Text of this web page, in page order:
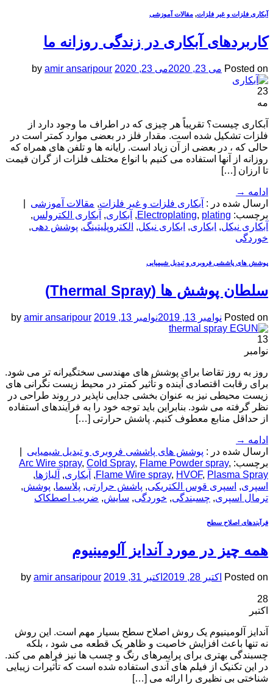
آبکاری فلزات و غیر فلزات, مقالات آموزشی
کاربردهای آبکاری در زندگی روزانه ما
Posted on می 23, 2020 می 23, 2020 by amir ansaripour
23
مه
آبکاری چیست؟ تقریباً هر چیزی که در اطراف ما وجود دارد از
فلزات تشکیل شده است. مقدار فلز در بعضی موارد کمتر است در
حالی که ، در بعضی از آن زیاد است. رایانه ها و تلفن های همراه که
روزانه از آنها استفاده می کنیم با انواع مختلف فلزات از گران قیمت
تا ارزان […]
ادامه →
ارسال شده در : آبکاری فلزات و غیر فلزات, مقالات آموزشی
برچسب:
Electroplating, plating
, آبکاری, آبکاری الکترولس,
آبکاری نیکل, ابکاری, ابکاری نیکل, الکتروپلیتینگ, پوشش دهی,
خوردگی
پوشش های پاششی فروبری و تبدیل شیمیایی
سلطان پوشش ها (Thermal Spray)
Posted on نوامبر 13, 2019 نوامبر 13, 2019 by amir ansaripour
13
نوامبر
روز به روز تقاضا برای پوشش های مهندسی سختگیرانه تر می شود.
برای رقابت اقتصادی آینده و تأثیر کمتر در محیط زیست نگرانی های
زیست محیطی نیز به عنوان بخشی جدایی ناپذیر در روند طراحی در
نظر گرفته می شود. بنابراین باید توجه خود را به فرآیندهای استفاده
از حداقل منابع معطوف کنیم. پاشش حرارتی […]
ادامه →
ارسال شده در : پوشش های پاششی فروبری و تبدیل شیمیایی
برچسب:
Arc Wire spray, Cold Spray, Flame Powder spray,
Flame Wire spray, HVOF, Plasma Spray
, آبکاری, آلیاژها,
اسپری, اسپری قوس الکتریکی, پاشش حرارتی, پلاسما, پوشش,
ترمال اسپری, چسبندگی, خوردگی, سایش, ضریب اصطکاک
فرآیندهای اصلاح سطح
همه چیز در مورد آندایز آلومینیوم
Posted on اکتبر 28, 2019 اکتبر 31, 2019 by amir ansaripour
28
اکتبر
آندایز آلومینیوم یک روش اصلاح سطح بسیار مهم است. این روش
نه تنها باعث افزایش خاصیت و ظاهر یک قطعه می شود ، بلکه
چسبندگی بهتری برای پرایمرهای رنگ و چسب ها نیز فراهم می کند.
در این تکنیک از فیلم های آندی استفاده شده است که تأثیرات زیبایی
شناختی بی نظیری را ارائه می […]